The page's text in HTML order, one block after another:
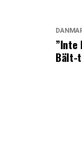
”Inte
Bält-